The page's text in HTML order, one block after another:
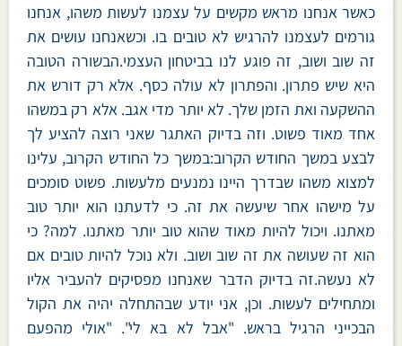
כאשר אנחנו מראש מקשים על עצמנו לעשות משהו, אנחנו
גורמים לעצמנו להרגיש לא טובים בו. וכשאנחנו עושים את
זה שוב ושוב, זה פוגע לנו בביטחון העצמי.הבשורה הטובה
היא שיש פתרון. והפתרון לא עולה כסף. אלא רק דורש את
ההשקעה ואת הזמן שלך. לא יותר מדי אגב. אלא רק במשהו
אחד מאוד פשוט. וזה בדיוק האתגר שאני רוצה להציע לך
לבצע במשך החודש הקרוב:במשך כל החודש הקרוב, עלינו
למצוא משהו שבדרך היינו נמנעים מלעשות. פשוט סומכים
על מישהו אחר שיעשה את זה. כי לדעתנו הוא יותר טוב
מאתנו. ויכול להיות מאוד שהוא טוב יותר מאתנו. למה? כי
הוא זה שעושה את זה שוב ושוב. ולא נוכל להיות טובים אם
לא נעשה.זה בדיוק הדבר שאנחנו מפסיקים להעביר אליו
ומתחילים לעשות. וכן, אני יודע שבהתחלה יהיה את הקול
הבכייני הרגיל בראש. "אבל לא בא לי". "אולי מהפעם